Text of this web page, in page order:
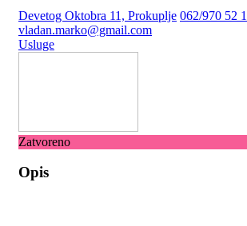
Devetog Oktobra 11, Prokuplje 062/970 52
vladan.marko@gmail.com
Usluge
Zatvoreno
Opis